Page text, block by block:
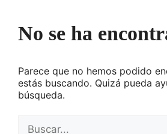
No se ha
Parece que no hemos podido
estás buscando. Quizá pueda
búsqueda.